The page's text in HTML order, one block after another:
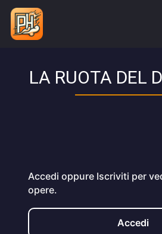
LA RUOTA DEL
Accedi oppure Iscriviti per
opere.
Accedi